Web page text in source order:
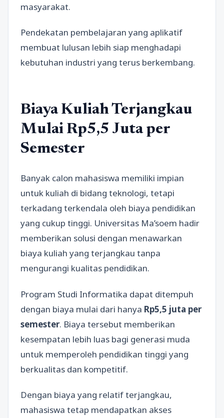
masyarakat.
Pendekatan pembelajaran yang aplikatif
membuat lulusan lebih siap menghadapi
kebutuhan industri yang terus berkembang.
Biaya Kuliah Terjangkau
Mulai Rp5,5 Juta per
Semester
Banyak calon mahasiswa memiliki impian
untuk kuliah di bidang teknologi, tetapi
terkadang terkendala oleh biaya pendidikan
yang cukup tinggi. Universitas Ma’soem hadir
memberikan solusi dengan menawarkan
biaya kuliah yang terjangkau tanpa
mengurangi kualitas pendidikan.
Program Studi Informatika dapat ditempuh
dengan biaya mulai dari hanya Rp5,5 juta per
semester. Biaya tersebut memberikan
kesempatan lebih luas bagi generasi muda
untuk memperoleh pendidikan tinggi yang
berkualitas dan kompetitif.
Dengan biaya yang relatif terjangkau,
mahasiswa tetap mendapatkan akses